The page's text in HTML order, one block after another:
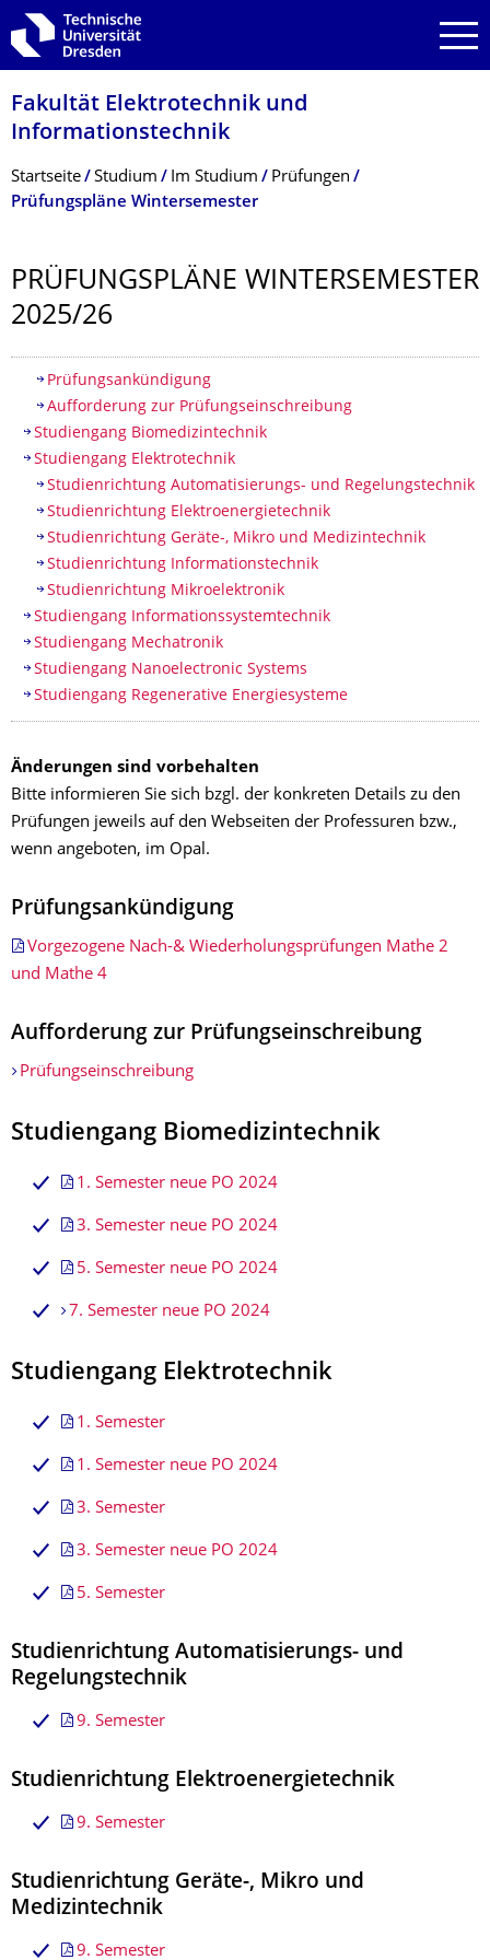
Zur Hauptnavigation springen
Zur Suche springen
Zum Inhalt springen
Fakultät Elektrotechnik und
Informationstech­nik
Breadcrumb-Menü
Startseite Studium Im Studium
Prüfungen
Prüfungspläne Wintersemester
PRÜFUNGSPLÄNE WINTERSEMESTER
2025/26
Inhaltsverzeichnis
Prüfungsankündigung
Aufforderung zur Prüfungseinschreibung
Studiengang Biomedizintechnik
Studiengang Elektrotechnik
Studienrichtung Automatisierungs- und Regelungstechnik
Studienrichtung Elektroenergietechnik
Studienrichtung Geräte-, Mikro und Medizintechnik
Studienrichtung Informationstechnik
Studienrichtung Mikroelektronik
Studiengang Informationssystemtechnik
Studiengang Mechatronik
Studiengang Nanoelectronic Systems
Studiengang Regenerative Energiesysteme
Änderungen sind vorbehalten
Bitte informieren Sie sich bzgl. der konkreten Details zu den
Prüfungen jeweils auf den Webseiten der Professuren bzw.,
wenn angeboten, im Opal.
Prüfungsankündigung
Vorgezogene Nach-& Wiederholungsprüfungen Mathe 2
und Mathe 4
Aufforderung zur Prüfungseinschreibung
Prüfungseinschreibung
Studiengang Biomedizintechnik
1. Semester neue PO 2024
3. Semester neue PO 2024
5. Semester neue PO 2024
7. Semester neue PO 2024
Studiengang Elektrotechnik
1. Semester
1. Semester neue PO 2024
3. Semester
3. Semester neue PO 2024
5. Semester
Studienrichtung Automatisierungs- und
Regelungstechnik
9. Semester
Studienrichtung Elektroenergietechnik
9. Semester
Studienrichtung Geräte-, Mikro und
Medizintechnik
9. Semester